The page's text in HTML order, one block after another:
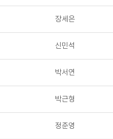
장세은
신민석
박서연
박근형
정준영